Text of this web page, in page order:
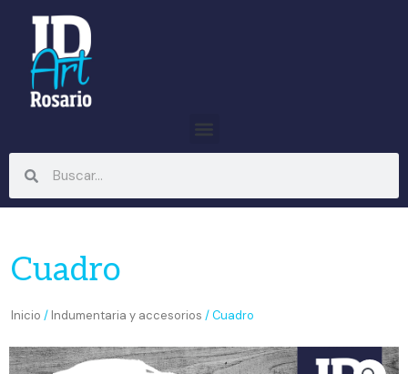
contenido
Cuadro
Inicio / Indumentaria y accesorios / Cuadro